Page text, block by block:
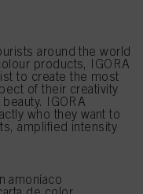
around the world
products, IGORA
to create the most
of their creativity
IGORA
who they want to
amplified intensity
amoníaco